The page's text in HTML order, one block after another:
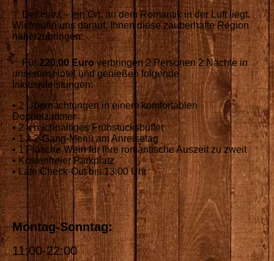
Der Harz – ein Ort, an dem Romantik in der Luft liegt.
Wir freuen uns darauf, Ihnen diese zauberhafte Region
näherzubringen.
Für 220,00 Euro verbringen 2 Personen 2 Nächte in
unserem Hotel und genießen folgende
Inklusivleistungen:
• 2 Übernachtungen in einem komfortablen
Doppelzimmer
• 2 x reichhaltiges Frühstücksbuffet
• 1 x 2-Gang-Menü am Anreisetag
• 1 Flasche Wein für Ihre romantische Auszeit zu zweit
• Kostenfreier Parkplatz
• Late Check-Out bis 13:00 Uhr
Montag-Sonntag:
11:00-22:00